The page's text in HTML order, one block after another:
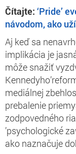
Čítajte: ‘Pride’
návodom, ako
Aj keď sa
implikácia je
môže snažiť
mediálnej
prebalenie
zodpovedného
’psychologické
ako naznačuje